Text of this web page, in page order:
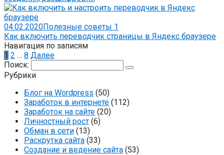
04.02.2020Полезные советы 1
Как включить переводчик страницы в Яндекс браузере
Навигация по записям
1 2 … 8 Далее
Поиск:
Рубрики
Блог на Wordpress (50)
Заработок в интернете (112)
Заработок на сайте (20)
Личностный рост (6)
Обман в сети (13)
Раскрутка сайта (33)
Создание и ведение сайта (53)